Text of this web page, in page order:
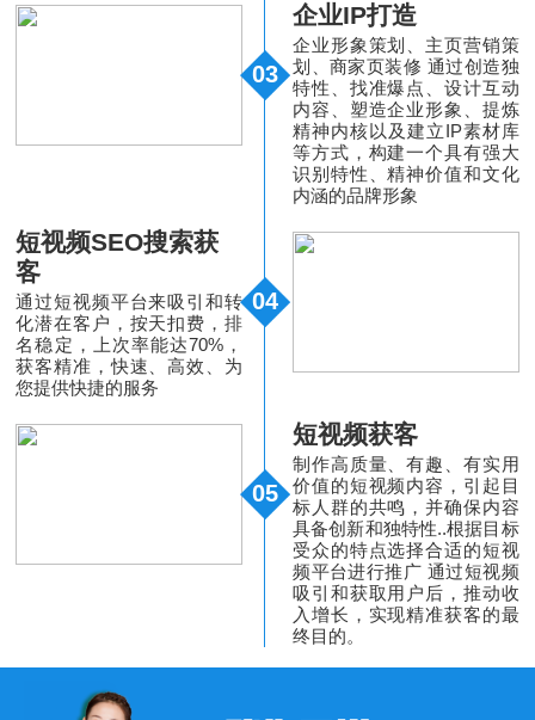
03
企业IP打造
企业形象策划、主页营销策
划、商家页装修 通过创造独
特性、找准爆点、设计互动
内容、塑造企业形象、提炼
精神内核以及建立IP素材库
等方式，构建一个具有强大
识别特性、精神价值和文化
内涵的品牌形象
04
短视频SEO搜索获
客
通过短视频平台来吸引和转
化潜在客户，按天扣费，排
名稳定，上次率能达70%，
获客精准，快速、高效、为
您提供快捷的服务
05
短视频获客
制作高质量、有趣、有实用
价值的短视频内容，引起目
标人群的共鸣，并确保内容
具备创新和独特性..根据目标
受众的特点选择合适的短视
频平台进行推广 通过短视频
吸引和获取用户后，推动收
入增长，实现精准获客的最
终目的。